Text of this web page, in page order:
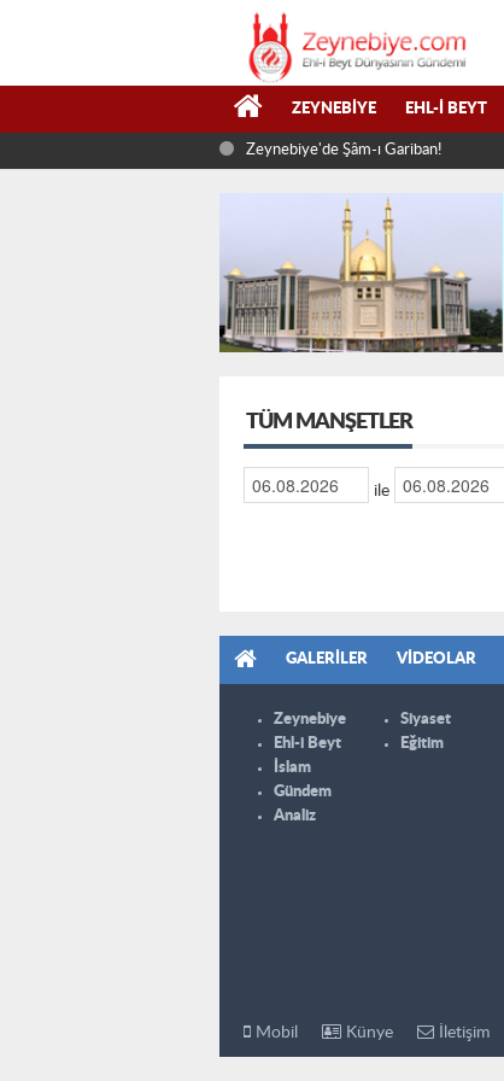
ZEYNEBIYE EHL-I BEYT
Zeynebiye'de Şâm-ı Gariban!
TÜM MANŞETLER
ile
GALERILER VIDEOLAR
Zeynebiye
Ehl-i Beyt
İslam
Gündem
Analiz
Siyaset
Eğitim
Mobil Künye İletişim